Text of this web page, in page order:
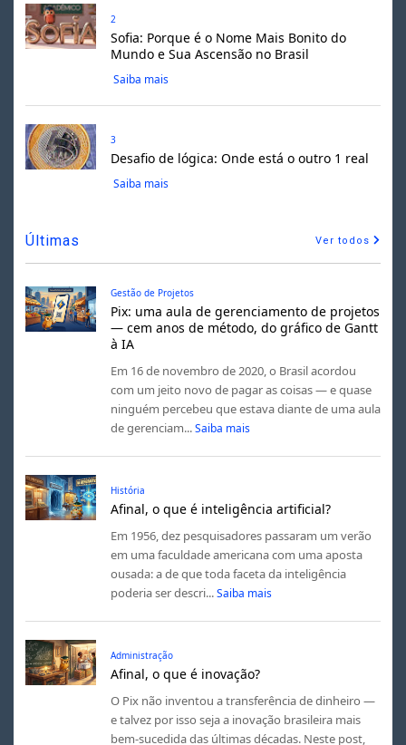
2
Sofia: Porque é o Nome Mais Bonito do
Mundo e Sua Ascensão no Brasil
Saiba mais
3
Desafio de lógica: Onde está o outro 1 real
Saiba mais
Últimas Ver todos
Gestão de Projetos
Pix: uma aula de gerenciamento de projetos
— cem anos de método, do gráfico de Gantt
à IA
Em 16 de novembro de 2020, o Brasil acordou
com um jeito novo de pagar as coisas — e quase
ninguém percebeu que estava diante de uma aula
de gerenciam... Saiba mais
História
Afinal, o que é inteligência artificial?
Em 1956, dez pesquisadores passaram um verão
em uma faculdade americana com uma aposta
ousada: a de que toda faceta da inteligência
poderia ser descri... Saiba mais
Administração
Afinal, o que é inovação?
O Pix não inventou a transferência de dinheiro —
e talvez por isso seja a inovação brasileira mais
bem-sucedida das últimas décadas. Neste post,